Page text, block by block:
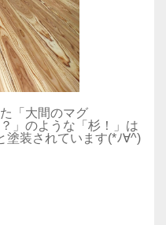
「大間のマグ
」のような「杉！」は
塗装されています(*ﾉ∀^)